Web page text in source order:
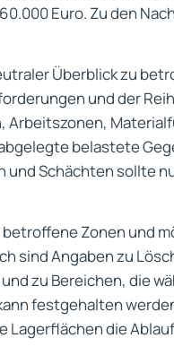
Euro. Zu den
Überblick zu
und der
belastete
Schächten sollte
Zonen und
sind Angaben zu
zu Bereichen, die
festgehalten
Lagerflächen die